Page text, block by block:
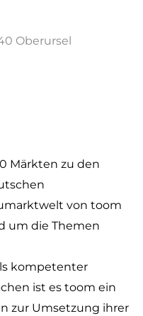
Märkten zu den
von toom
um die Themen
kompetenter
ist es toom ein
zur Umsetzung ihrer